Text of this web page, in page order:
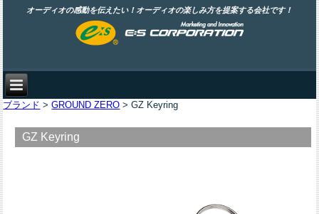
オーディオの感動を伝えたい！オーディオの楽しみ方を提案する会社です！
ブランド >GROUND ZERO > GZ Keyring
GZ Keyring